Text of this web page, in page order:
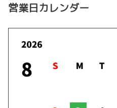
営業日カレンダー